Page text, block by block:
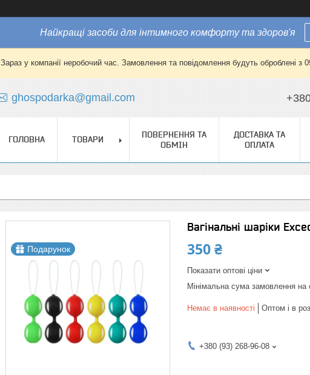
Найкращі засоби для інтимного комфорту та здоров'я
Зараз у компанії неробочий час. Замовлення та повідомлення будуть оброблені з
ghospodarka@gmail.com
ГОЛОВНА ТОВАРИ
ПОВЕРНЕННЯ ТА
ОБМІН
ДОСТАВКА ТА
ОПЛАТА
Подарунок
Вагінальні шаріки
350 ₴
Показати оптові ціни
Мінімальна сума замовлення на
Немає в наявності Оптом і в
+380 (93) 268-96-08